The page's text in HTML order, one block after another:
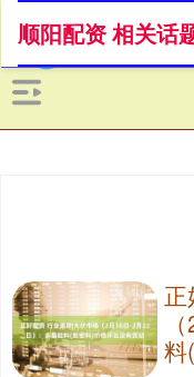
顺阳配资 相关话
料